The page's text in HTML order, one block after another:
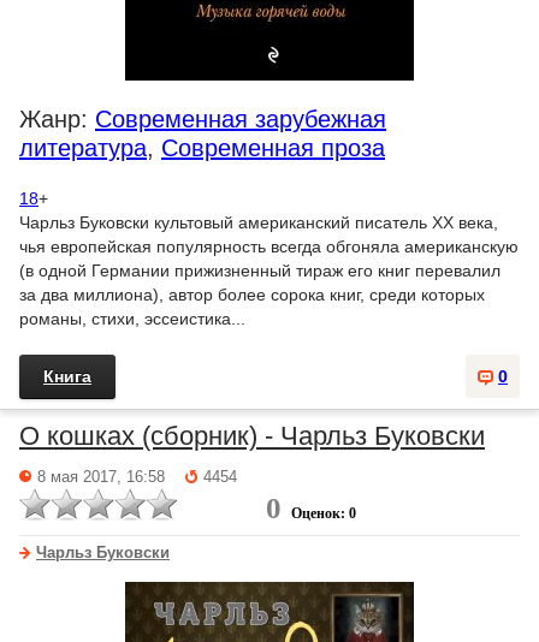
Жанр: Современная зарубежная
литература, Современная проза
18+
Чарльз Буковски культовый американский писатель XX века,
чья европейская популярность всегда обгоняла американскую
(в одной Германии прижизненный тираж его книг перевалил
за два миллиона), автор более сорока книг, среди которых
романы, стихи, эссеистика...
0
Книга
О кошках (сборник) - Чарльз Буковски
8 мая 2017, 16:58 4454
0 Оценок: 0
Чарльз Буковски